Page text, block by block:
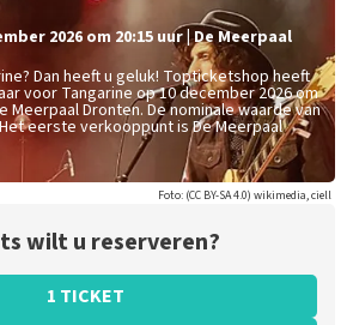
2026 om 20:15 uur|De Meerpaal
Dan heeft u geluk! Topticketshop heeft
voor Tangarine op 10 december 2026 om
Meerpaal Dronten. De nominale waarde van
eerste verkooppunt is De Meerpaal
Foto: (CC BY-SA 4.0) wikimedia, ciell
wilt u reserveren?
1 TICKET